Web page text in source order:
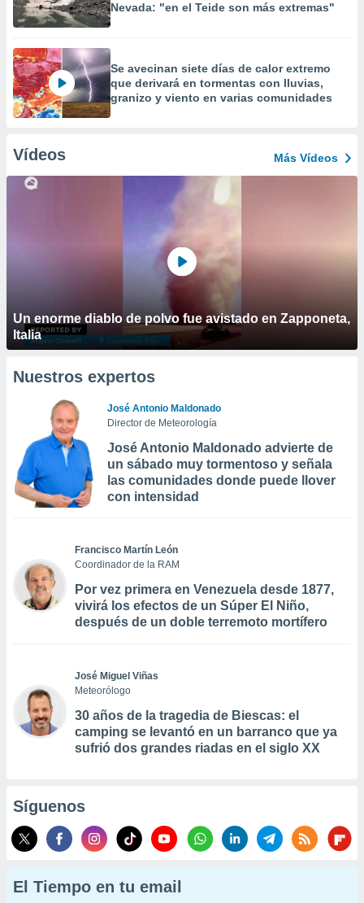
Nevada: "en el Teide son más extremas"
Se avecinan siete días de calor extremo
que derivará en tormentas con lluvias,
granizo y viento en varias comunidades
Vídeos Más Vídeos
Un enorme diablo de polvo fue avistado en Zapponeta,
Italia
Nuestros expertos
José Antonio Maldonado
Director de Meteorología
José Antonio Maldonado advierte de
un sábado muy tormentoso y señala
las comunidades donde puede llover
con intensidad
Francisco Martín León
Coordinador de la RAM
Por vez primera en Venezuela desde 1877,
vivirá los efectos de un Súper El Niño,
después de un doble terremoto mortífero
José Miguel Viñas
Meteorólogo
30 años de la tragedia de Biescas: el
camping se levantó en un barranco que ya
sufrió dos grandes riadas en el siglo XX
Síguenos
El Tiempo en tu email